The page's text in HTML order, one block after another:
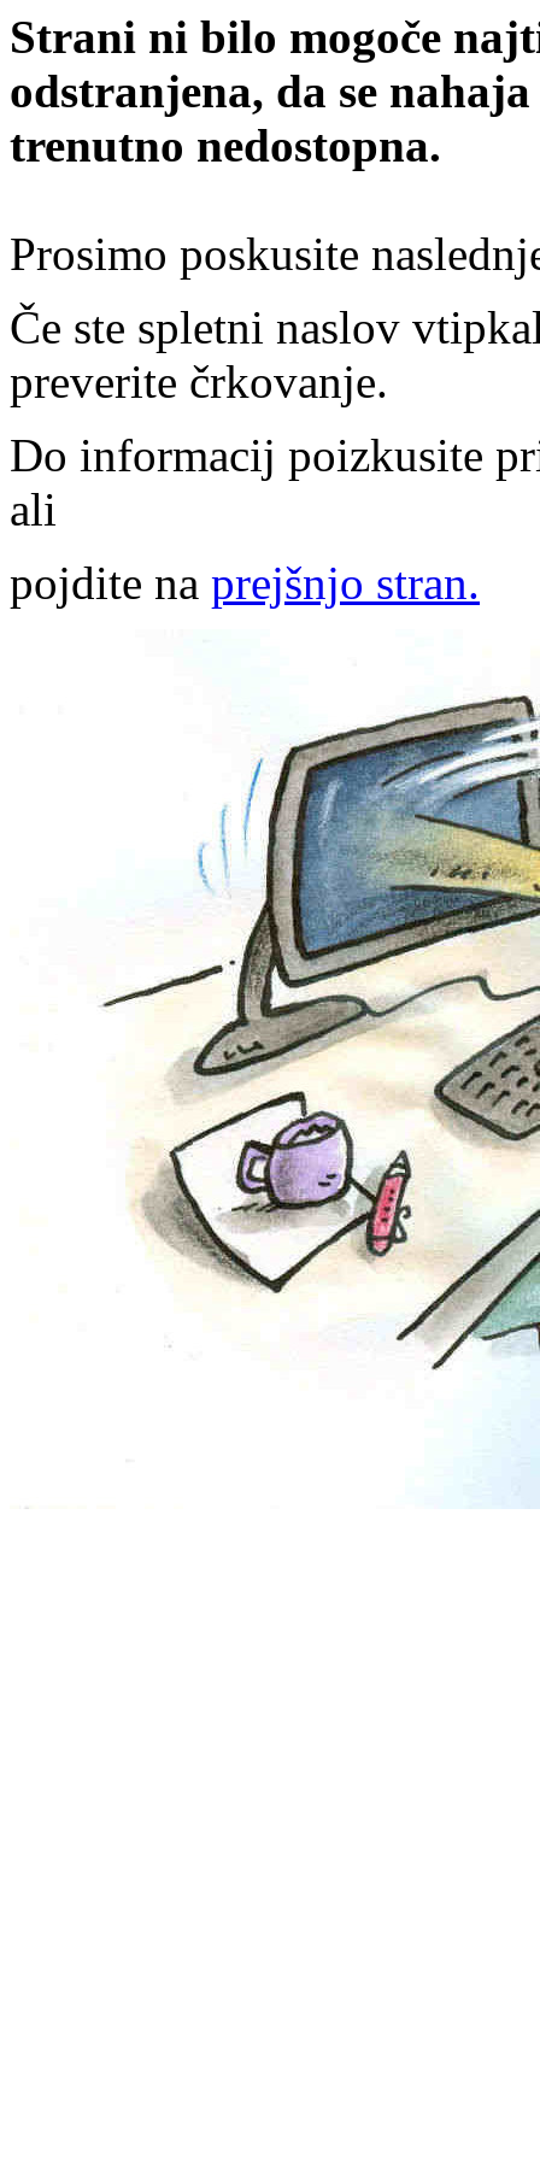
Strani ni bilo mogoče
odstranjena, da se
trenutno nedostopna.
Prosimo poskusite
Če ste spletni naslov
preverite črkovanje.
Do informacij poizkusite
ali
pojdite na prejšnjo stran.